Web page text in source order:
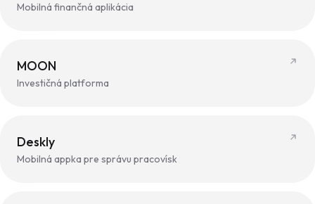
Mobilná finančná aplikácia
MOON
Investičná platforma
Deskly
Mobilná appka pre správu pracovísk